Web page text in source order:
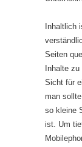
Inhaltlich
Seiten
Inhalte
Sicht für
man
so kleine
ist. Um